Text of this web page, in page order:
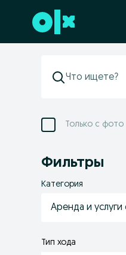
Перейти к нижнему
Только с фото
Фильтры
Категория
Аренда и услуги
Тип хода